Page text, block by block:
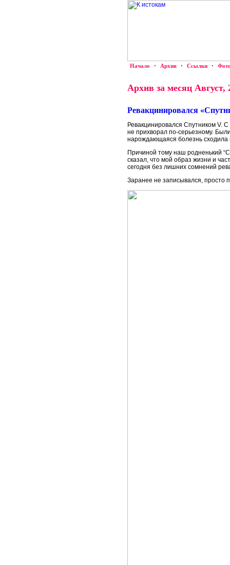
Начало · Архив · Ссылки ·
Архив за месяц Август,
Ревакцинировался
Ревакцинировался Спутником V.
не прихворал по-серьезному.
нарождающаяся болезнь сходила
Причиной тому наш родненький
сказал, что мой образ жизни и
сегодня без лишних сомнений
Заранее не записывался, просто